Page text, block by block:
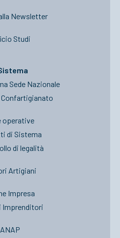
Newsletter
Studi
Sede Nazionale
operative
di Sistema
di legalità
Artigiani
Impresa
Imprenditori
ANAP